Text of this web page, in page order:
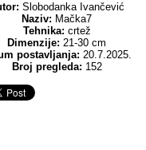
Slobodanka Ivančević
Naziv: Mačka7
Tehnika: crtež
Dimenzije: 21-30 cm
postavljanja: 20.7.2025.
Broj pregleda: 152